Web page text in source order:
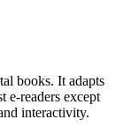
books. It adapts
e-readers except
interactivity.